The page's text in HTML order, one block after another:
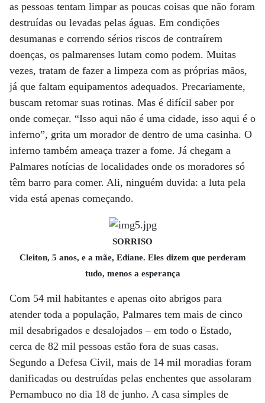
as pessoas tentam limpar as poucas coisas que não foram
destruídas ou levadas pelas águas. Em condições
desumanas e correndo sérios riscos de contraírem
doenças, os palmarenses lutam como podem. Muitas
vezes, tratam de fazer a limpeza com as próprias mãos,
já que faltam equipamentos adequados. Precariamente,
buscam retomar suas rotinas. Mas é difícil saber por
onde começar. “Isso aqui não é uma cidade, isso aqui é o
inferno”, grita um morador de dentro de uma casinha. O
inferno também ameaça trazer a fome. Já chegam a
Palmares notícias de localidades onde os moradores só
têm barro para comer. Ali, ninguém duvida: a luta pela
vida está apenas começando.
SORRISO
Cleiton, 5 anos, e a mãe, Ediane. Eles dizem que perderam
tudo, menos a esperança
Com 54 mil habitantes e apenas oito abrigos para
atender toda a população, Palmares tem mais de cinco
mil desabrigados e desalojados – em todo o Estado,
cerca de 82 mil pessoas estão fora de suas casas.
Segundo a Defesa Civil, mais de 14 mil moradias foram
danificadas ou destruídas pelas enchentes que assolaram
Pernambuco no dia 18 de junho. A casa simples de